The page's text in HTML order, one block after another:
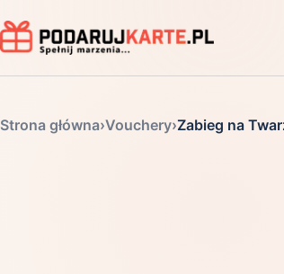
Strona główna›Vouchery›Zabieg na